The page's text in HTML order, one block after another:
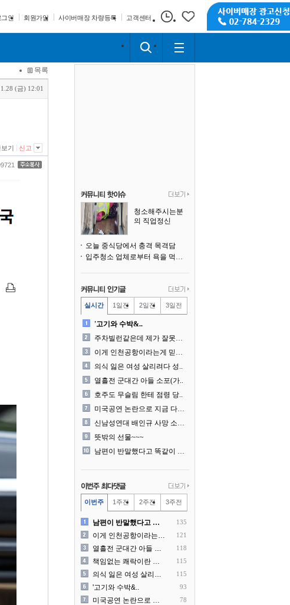
그인 회원가입 사이버매장 차량등록 고객센터
목록
(금) 12:01
기 신고
청소해주시는분
의 직업정신
오늘 중식당에서 충격 목격담
입주청소 업체로부터 욕을 먹고 있습니다
실시간 1일전 2일전 3일전
'고기와 수박&..
주차빌런같은데 제가 잘못한건..
이게 인천공항이라는게 믿겨지..
의식 잃은 여성 살리려다 성..
열흘전 군대간 아들 소포(가..
호주도 무슬림 한테 점령 당..
미국공연 논란으로 지금 다시..
신남성연대 배인규 사망 소식..
뜻밖의 선물~~~
남편이 반말했다고 똑같이 반..
이번주 1주전 2주전 3주전
남편이 반말했다고 똑같이 반.. 135
이게 인천공항이라는게 믿겨지.. 121
열흘전 군대간 아들 소포(가.. 118
책임없는 쾌락이란 말에 빡친.. 115
의식 잃은 여성 살리려다 성.. 115
'고기와 수박&.. 93
미국공연 논란으로 지금 다시.. 78